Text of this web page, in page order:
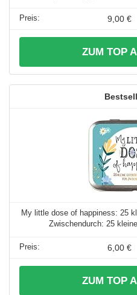
9,00 €
ZUM TOP
My little dose of happiness: 25
Zwischendurch: 25
6,00 €
ZUM TOP